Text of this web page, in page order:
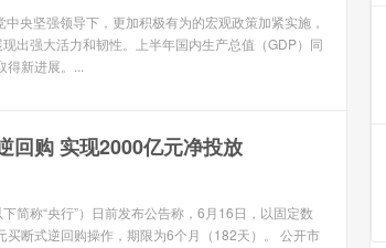
央坚强领导下，更加积极有为的宏观政策加紧实施，
出强大活力和韧性。上半年国内生产总值（GDP）同
新进展。...
回购 实现2000亿元净投放
简称“央行”）日前发布公告称，6月16日，以固定数
断式逆回购操作，期限为6个月（182天）。 公开市